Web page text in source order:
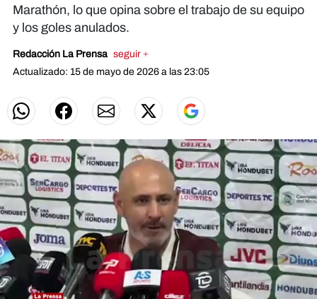
Marathón, lo que opina sobre el trabajo de su equipo
y los goles anulados.
Redacción La Prensa seguir +
Actualizado: 15 de mayo de 2026 a las 23:05